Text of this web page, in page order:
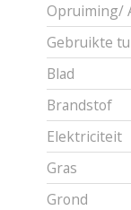
Opruiming/
Gebruikte
Blad
Brandstof
Elektriciteit
Gras
Grond